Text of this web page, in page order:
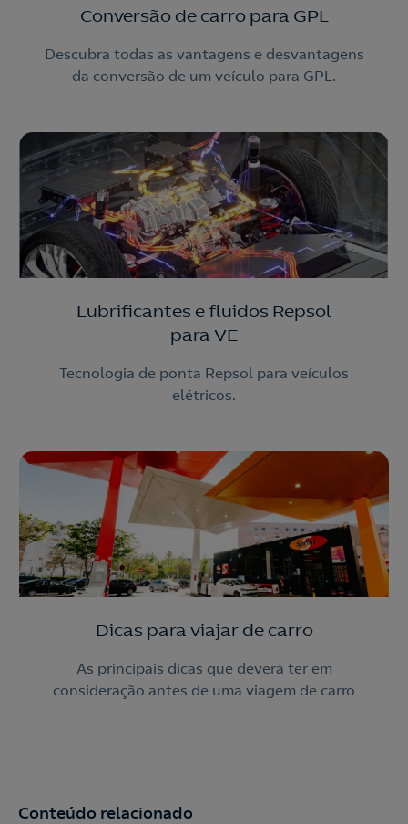
Conversão de carro para GPL
Descubra todas as vantagens e desvantagens
da conversão de um veículo para GPL.
Lubrificantes e fluidos Repsol
para VE
Tecnologia de ponta Repsol para veículos
elétricos.
Dicas para viajar de carro
As principais dicas que deverá ter em
consideração antes de uma viagem de carro
Conteúdo relacionado